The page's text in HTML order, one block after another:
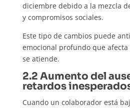
diciembre debido a la mezcla
y compromisos sociales.
Este tipo de cambios puede
emocional profundo que
se atiende.
2.2 Aumento del
retardos
Cuando un colaborador está